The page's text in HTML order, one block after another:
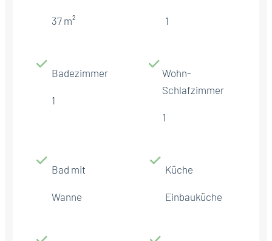
37 m² 1
Badezimmer
1
Wohn-
Schlafzimmer
1
Bad mit
Wanne
Küche
Einbauküche